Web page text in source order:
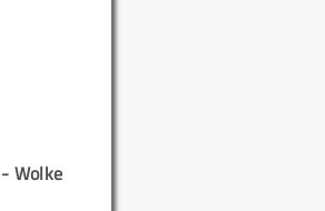
Wolke